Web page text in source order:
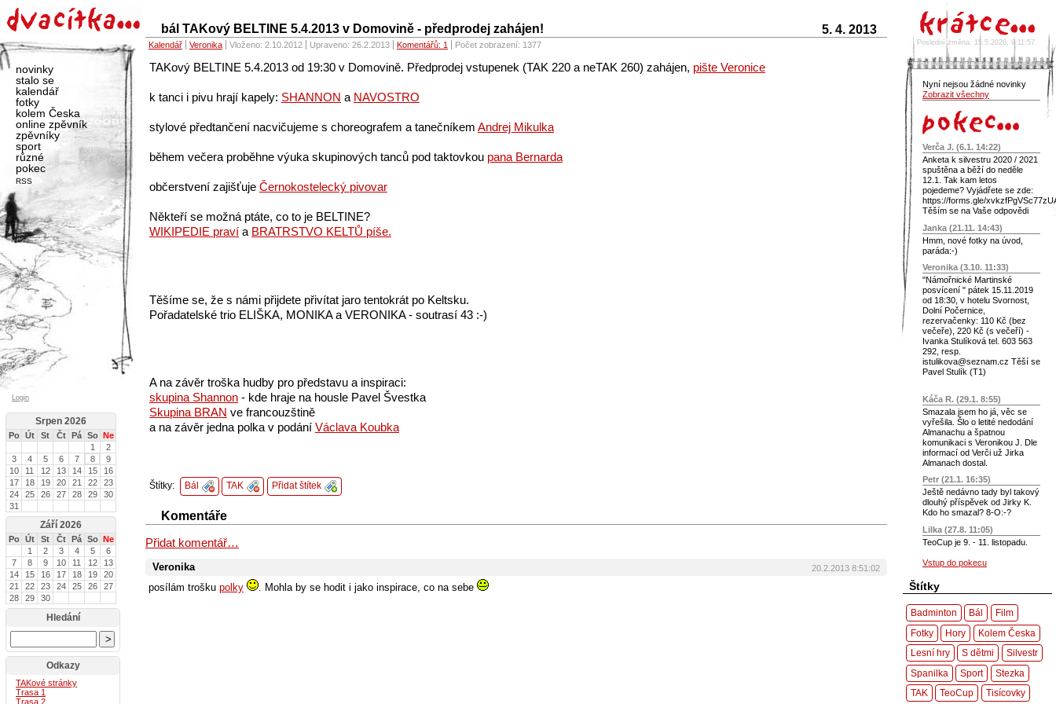
bál TAKový BELTINE 5.4.2013 v Domovině - předprodej zahájen! 5. 4. 2013
Kalendář Veronika Vloženo: 2.10.2012 Upraveno: 26.2.2013 Komentářů: 1 Počet zobrazení: 1377
TAKový BELTINE 5.4.2013 od 19:30 v Domovině. Předprodej vstupenek (TAK 220 a neTAK 260) zahájen, pište Veronice
k tanci i pivu hrají kapely: SHANNON a NAVOSTRO
stylové předtančení nacvičujeme s choreografem a tanečníkem Andrej Mikulka
během večera proběhne výuka skupinových tanců pod taktovkou pana Bernarda
občerstvení zajišťuje Černokostelecký pivovar
Někteří se možná ptáte, co to je BELTINE?
WIKIPEDIE praví a BRATRSTVO KELTŮ píše.
Těšíme se, že s námi přijdete přivítat jaro tentokrát po Keltsku.
Pořadatelské trio ELIŠKA, MONIKA a VERONIKA - soutrasí 43 :-)
A na závěr troška hudby pro představu a inspiraci:
skupina Shannon - kde hraje na housle Pavel Švestka
Skupina BRAN ve francouzštině
a na závěr jedna polka v podání Václava Koubka
Štítky: Bál TAK Přidat štítek
Komentáře
Přidat komentář…
Veronika 20.2.2013 8:51:02
posílám trošku polky . Mohla by se hodit i jako inspirace, co na sebe
Nyní nejsou žádné novinky
Zobrazit všechny
Verča J. (6.1. 14:22)
Anketa k silvestru 2020 / 2021
spuštěna a běží do neděle
12.1. Tak kam letos
pojedeme? Vyjádřete se zde:
https://forms.gle/
Těším se na Vaše odpovědi
Janka (21.11. 14:43)
Hmm, nové fotky na úvod,
paráda:-)
Veronika (3.10. 11:33)
"Námořnické Martinské
posvícení " pátek 15.11.2019
od 18:30, v hotelu Svornost,
Dolní Počernice,
rezervačenky: 110 Kč (bez
večeře), 220 Kč (s večeří) -
Ivanka Stulíková tel. 603 563
292, resp.
istulikova@seznam.cz Těší se
Pavel Stulík (T1)
Káča R. (29.1. 8:55)
Smazala jsem ho já, věc se
vyřešila. Šlo o letité nedodání
Almanachu a špatnou
komunikaci s Veronikou J. Dle
informací od Verči už Jirka
Almanach dostal.
Petr (21.1. 16:35)
Ještě nedávno tady byl takový
dlouhý příspěvek od Jirky K.
Kdo ho smazal? 8-O:-?
Lilka (27.8. 11:05)
TeoCup je 9. - 11. listopadu.
Vstup do pokecu
Štítky
Badminton Bál
Film
Fotky
Hory
Kolem Česka
Lesní hry
S dětmi
Silvestr
Spanilka
Sport
Stezka
TAK
TeoCup Tisícovky
novinky
stalo se
kalendář
fotky
kolem Česka
online zpěvník
zpěvníky
sport
různé
pokec
RSS
Login
Srpen 2026
Po Út St Čt Pá So Ne
1
2
3
4 5 6 7 8
9
10
11 12 13 14 15
16
17
18 19 20 21 22
23
24
25 26 27 28 29
30
31
Září 2026
Po Út St Čt Pá So Ne
1
2 3 4 5
6
7
8 9 10 11 12
13
14
15 16 17 18 19
20
21
22 23 24 25 26
27
28
29 30
Hledání
Odkazy
TAKové stránky
Trasa 1
Trasa 2
Poslední změna: 15.5.2026, 9:11:57